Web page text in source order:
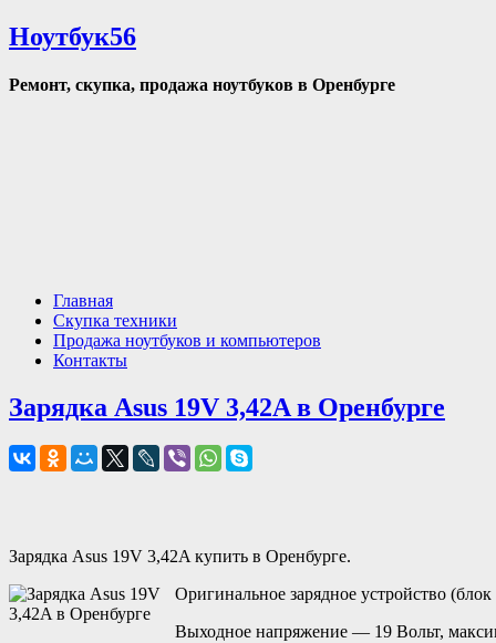
Ноутбук56
Ремонт, скупка, продажа ноутбуков в Оренбурге
Главная
Скупка техники
Продажа ноутбуков и компьютеров
Контакты
Зарядка Asus 19V 3,42A в Оренбурге
Зарядка Asus 19V 3,42A купить в Оренбурге.
Оригинальное зарядное устройство
Выходное напряжение — 19 Вольт,